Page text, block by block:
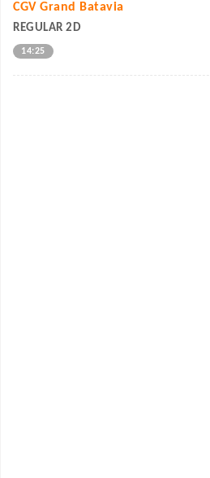
CGV Grand Batavia
REGULAR 2D
14:25